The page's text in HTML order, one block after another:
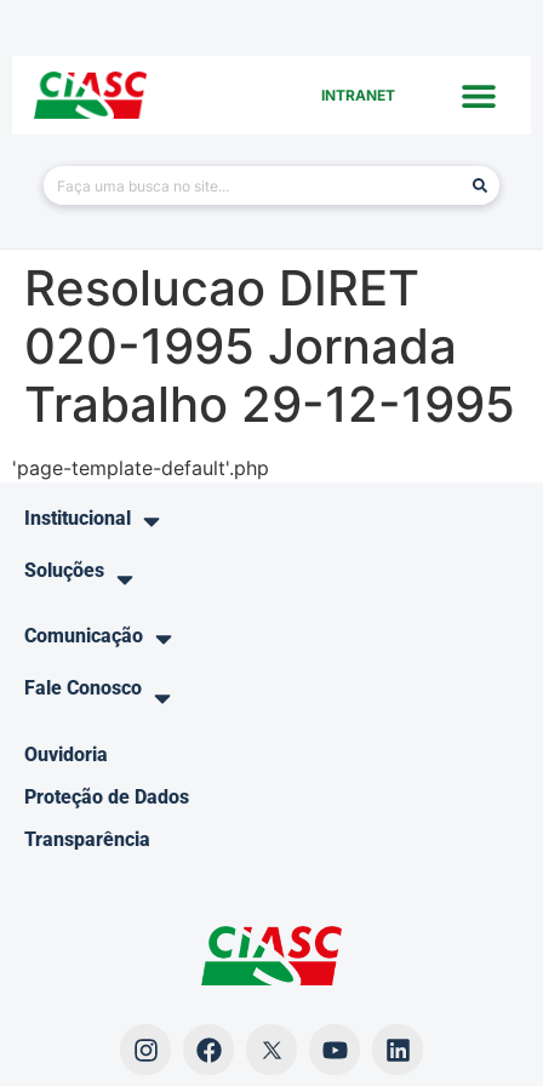
INTRANET
Resolucao DIRET
020-1995 Jornada
Trabalho 29-12-1995
'page-template-default'.php
Institucional
Soluções
Comunicação
Fale Conosco
Ouvidoria
Proteção de Dados
Transparência